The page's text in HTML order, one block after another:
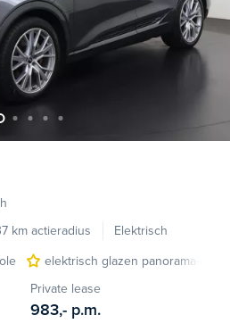
km actieradius
Elektrisch
elektrisch glazen panorama-dak
Private lease
983,- p.m.